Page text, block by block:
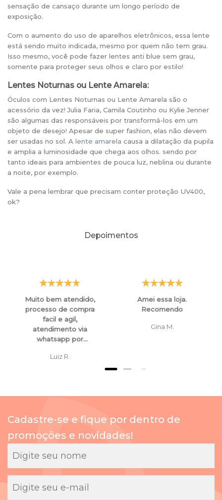
sensação de cansaço durante um longo período de
exposição.
Com o aumento do uso de aparelhos eletrônicos, essa lente
está sendo muito indicada, mesmo por quem não tem grau.
Isso mesmo, você pode fazer lentes anti blue sem grau,
somente para proteger seus olhos e claro por estilo!
Lentes Noturnas ou Lente Amarela:
Óculos com Lentes Noturnas ou Lente Amarela são o
acessório da vez! Julia Faria, Camila Coutinho ou Kylie Jenner
são algumas das responsáveis por transformá-los em um
objeto de desejo! Apesar de super fashion, elas não devem
ser usadas no sol. A lente amarela causa a dilatação da pupila
e amplia a luminosidade que chega aos olhos. sendo por
tanto ideais para ambientes de pouca luz, neblina ou durante
a noite, por exemplo.
Vale a pena lembrar que precisam conter proteção UV400,
ok?
Depoimentos
Muito bem atendido,
processo de compra
facil e agil,
atendimento via
whatsapp por
atenciosos e
mesmo para
compras.
Luiz R.
Amei essa loja.
Recomendo
Gina M.
Cadastre-se e fique por dentro de
promoções e novidades!